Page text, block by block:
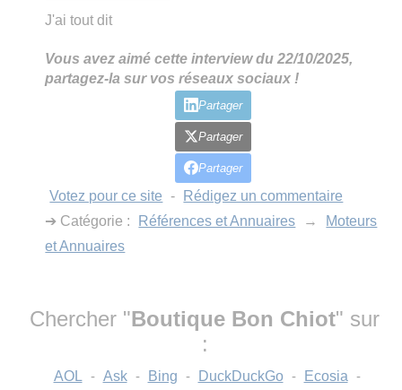
J'ai tout dit
Vous avez aimé cette interview du 22/10/2025,
partagez-la sur vos réseaux sociaux !
Partager
Partager
Partager
Votez pour ce site -
Rédigez un commentaire
➔ Catégorie :
Références et Annuaires →
Moteurs
et Annuaires
Chercher "Boutique Bon Chiot" sur
:
AOL - Ask - Bing - DuckDuckGo - Ecosia -